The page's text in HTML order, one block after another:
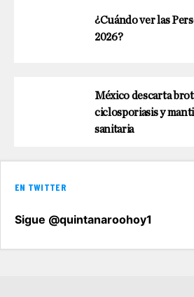
¿Cuándo ver las
2026?
México descarta
ciclosporiasis y
sanitaria
EN TWITTER
Sigue @quintanaroohoy1